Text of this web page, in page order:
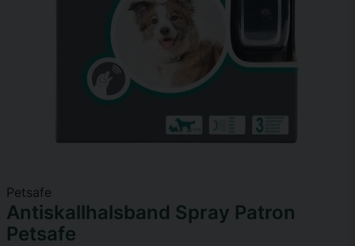
Petsafe
Antiskallhalsband Spray Patron
Petsafe